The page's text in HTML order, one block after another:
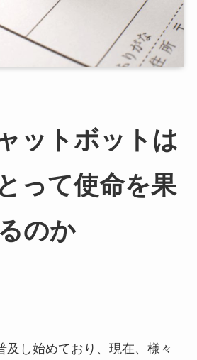
ットボットは
って使命を果
のか
及し始めており、現在、様々